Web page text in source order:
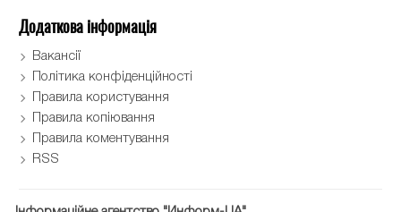
Додаткова інформація
Вакансії
Політика конфіденційності
Правила користування
Правила копіювання
Правила коментування
RSS